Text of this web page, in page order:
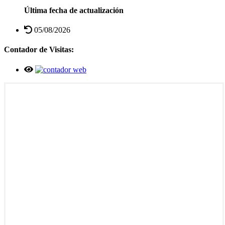
Última fecha de actualización
05/08/2026
Contador de Visitas: